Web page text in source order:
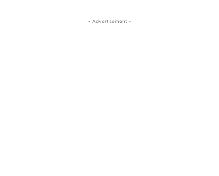
- Advertisement -